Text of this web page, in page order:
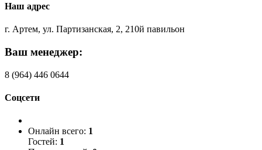
Наш адрес
г. Артем, ул. Партизанская, 2, 210й павильон
Ваш менеджер:
8 (964) 446 0644
Соцсети
Онлайн всего: 1
Гостей: 1